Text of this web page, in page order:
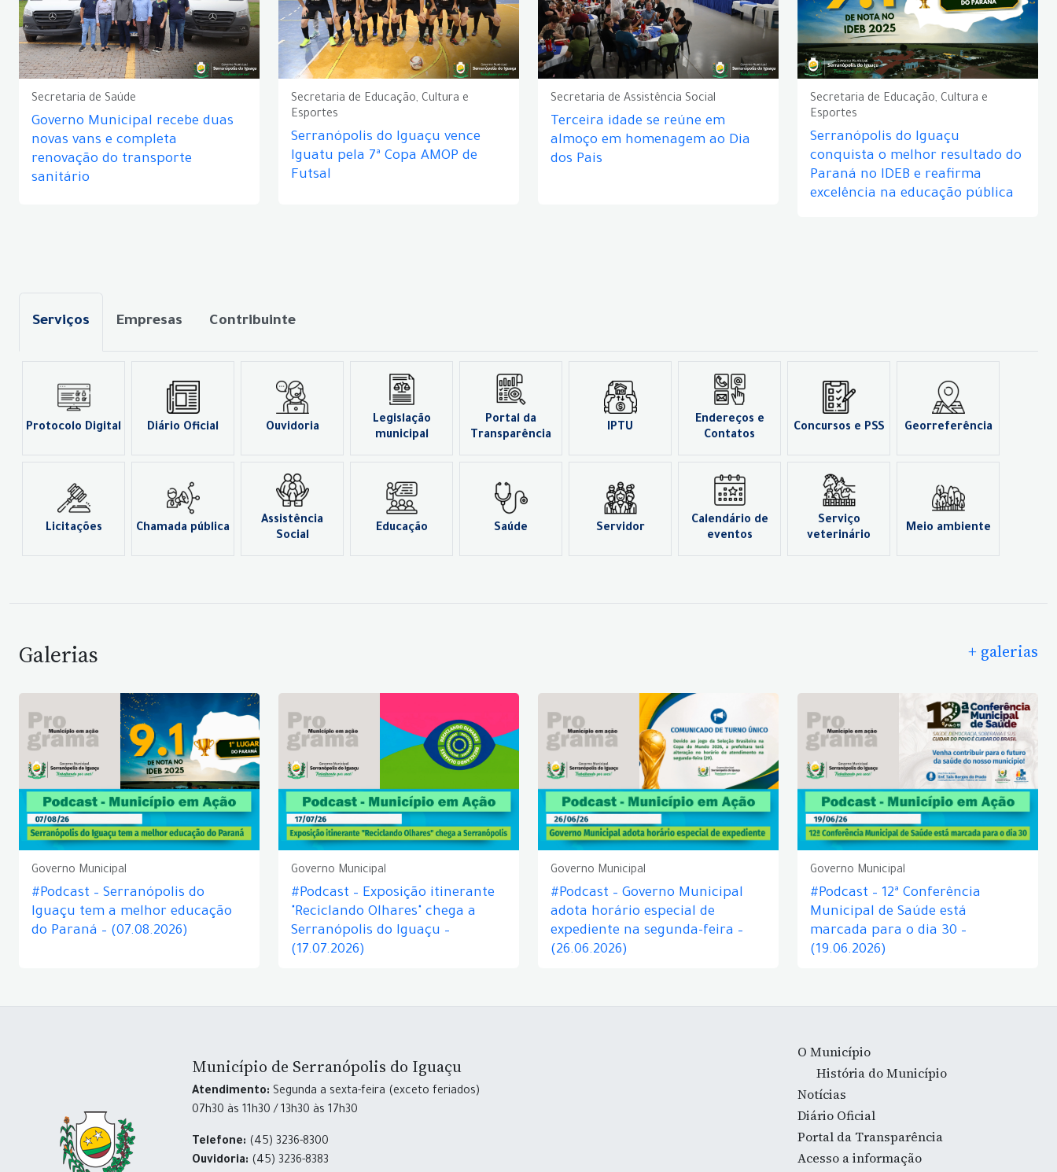
Secretaria de Saúde
Governo Municipal recebe duas
novas vans e completa
renovação do transporte
sanitário
Secretaria de Educação, Cultura e
Esportes
Serranópolis do Iguaçu vence
Iguatu pela 7ª Copa AMOP de
Futsal
Secretaria de Assistência Social
Terceira idade se reúne em
almoço em homenagem ao Dia
dos Pais
Secretaria de Educação, Cultura e
Esportes
Serranópolis do Iguaçu
conquista o melhor resultado do
Paraná no IDEB e reafirma
excelência na educação pública
Serviços Empresas Contribuinte
Protocolo Digital Diário Oficial Ouvidoria
Legislação
municipal
Portal da
Transparência
IPTU
Endereços e
Contatos
Concursos e PSS Georreferência
Licitações Chamada pública
Assistência
Social
Educação Saúde Servidor
Calendário de
eventos
Serviço
veterinário
Meio ambiente
Galerias + galerias
Governo Municipal
#Podcast – Serranópolis do
Iguaçu tem a melhor educação
do Paraná – (07.08.2026)
Governo Municipal
#Podcast – Exposição itinerante
"Reciclando Olhares" chega a
Serranópolis do Iguaçu –
(17.07.2026)
Governo Municipal
#Podcast – Governo Municipal
adota horário especial de
expediente na segunda-feira –
(26.06.2026)
Governo Municipal
#Podcast – 12ª Conferência
Municipal de Saúde está
marcada para o dia 30 –
(19.06.2026)
Município de Serranópolis do Iguaçu
Atendimento: Segunda a sexta-feira (exceto feriados)
07h30 às 11h30 / 13h30 às 17h30
Telefone: (45) 3236-8300
Ouvidoria: (45) 3236-8383
O Município
História do Município
Notícias
Diário Oficial
Portal da Transparência
Acesso a informação